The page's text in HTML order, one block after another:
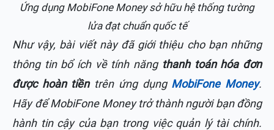
Ứng dụng MobiFone Money sở hữu hệ thống tường
lửa đạt chuẩn quốc tế
Như vậy, bài viết này đã giới thiệu cho bạn những
thông tin bổ ích về tính năng thanh toán hóa đơn
được hoàn tiềntrên ứng dụng MobiFone Money.
Hãy để MobiFone Money trở thành người bạn đồng
hành tin cậy của bạn trong việc quản lý tài chính.